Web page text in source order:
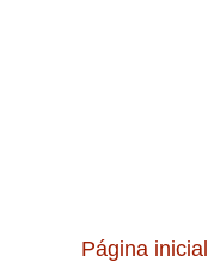
Página inicial